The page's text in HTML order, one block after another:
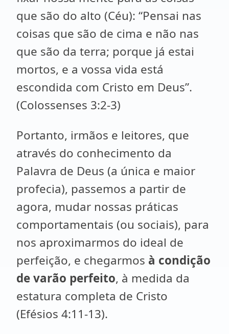
que são do alto (Céu): “Pensai nas
coisas que são de cima e não nas
que são da terra; porque já estai
mortos, e a vossa vida está
escondida com Cristo em Deus”.
(Colossenses 3:2-3)
Portanto, irmãos e leitores, que
através do conhecimento da
Palavra de Deus (a única e maior
profecia), passemos a partir de
agora, mudar nossas práticas
comportamentais (ou sociais), para
nos aproximarmos do ideal de
perfeição, e chegarmos à condição
de varão perfeito, à medida da
estatura completa de Cristo
(Efésios 4:11-13).